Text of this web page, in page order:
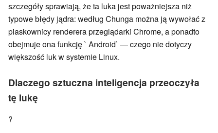
szczegóły sprawiają, że ta luka jest poważniejsza niż
typowe błędy jądra: według Chunga można ją wywołać z
piaskownicy renderera przeglądarki Chrome, a ponadto
obejmuje ona funkcję ` Android` — czego nie dotyczy
większość luk w systemie Linux.
Dlaczego sztuczna inteligencja przeoczyła
tę lukę
?